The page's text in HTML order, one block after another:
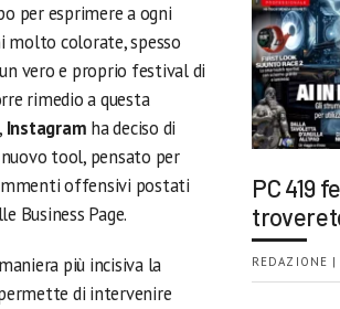
per esprimere a ogni
molto colorate, spesso
vero e proprio festival di
rimedio a questa
Instagram ha deciso di
tool, pensato per
offensivi postati
Business Page.
più incisiva la
di intervenire
PC 419
REDAZIONE